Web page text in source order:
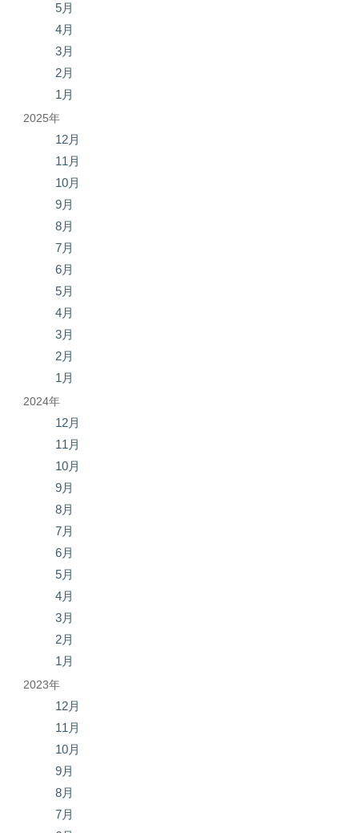
5月
4月
3月
2月
1月
2025年
12月
11月
10月
9月
8月
7月
6月
5月
4月
3月
2月
1月
2024年
12月
11月
10月
9月
8月
7月
6月
5月
4月
3月
2月
1月
2023年
12月
11月
10月
9月
8月
7月